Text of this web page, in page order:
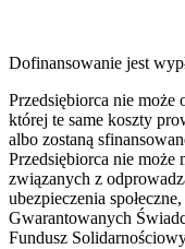
Dofinansowanie jest
Przedsiębiorca nie
której te same koszty
albo zostaną
Przedsiębiorca nie może
związanych z
ubezpieczenia
Gwarantowanych
Fundusz